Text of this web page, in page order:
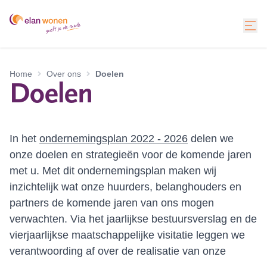
Home Over ons Doelen
Doelen
In het ondernemingsplan 2022 - 2026 delen we
onze doelen en strategieën voor de komende jaren
met u. Met dit ondernemingsplan maken wij
inzichtelijk wat onze huurders, belanghouders en
partners de komende jaren van ons mogen
verwachten. Via het jaarlijkse bestuursverslag en de
vierjaarlijkse maatschappelijke visitatie leggen we
verantwoording af over de realisatie van onze